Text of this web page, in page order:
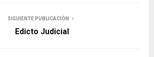
SIGUIENTE PUBLICACIÓN
Edicto Judicial